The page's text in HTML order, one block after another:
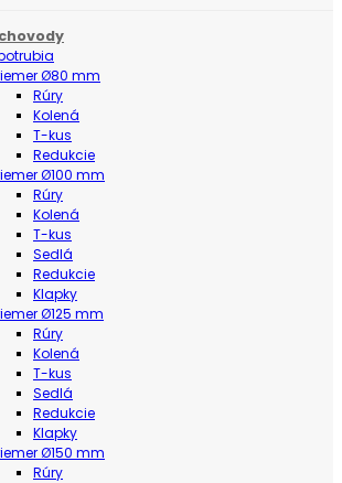
Ø80 mm
Rúry
Kolená
T-kus
Redukcie
Ø100 mm
Rúry
Kolená
T-kus
Sedlá
Redukcie
Klapky
Ø125 mm
Rúry
Kolená
T-kus
Sedlá
Redukcie
Klapky
Ø150 mm
Rúry